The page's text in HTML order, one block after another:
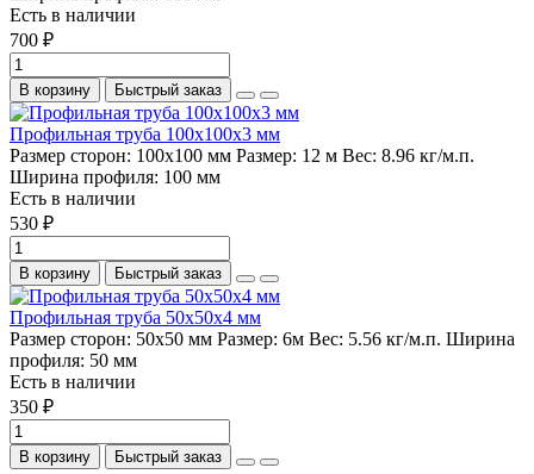
Есть в наличии
700 ₽
В корзину Быстрый заказ
Профильная труба 100х100х3 мм
Размер сторон: 100х100 мм Размер: 12 м Вес: 8.96 кг/м.п.
Ширина профиля: 100 мм
Есть в наличии
530 ₽
В корзину Быстрый заказ
Профильная труба 50х50х4 мм
Размер сторон: 50х50 мм Размер: 6м Вес: 5.56 кг/м.п. Ширина
профиля: 50 мм
Есть в наличии
350 ₽
В корзину Быстрый заказ